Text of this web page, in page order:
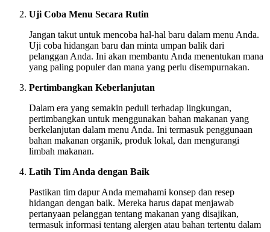
Uji Coba Menu Secara Rutin
Jangan takut untuk mencoba hal-hal baru dalam menu Anda.
Uji coba hidangan baru dan minta umpan balik dari
pelanggan Anda. Ini akan membantu Anda menentukan mana
yang paling populer dan mana yang perlu disempurnakan.
Pertimbangkan Keberlanjutan
Dalam era yang semakin peduli terhadap lingkungan,
pertimbangkan untuk menggunakan bahan makanan yang
berkelanjutan dalam menu Anda. Ini termasuk penggunaan
bahan makanan organik, produk lokal, dan mengurangi
limbah makanan.
Latih Tim Anda dengan Baik
Pastikan tim dapur Anda memahami konsep dan resep
hidangan dengan baik. Mereka harus dapat menjawab
pertanyaan pelanggan tentang makanan yang disajikan,
termasuk informasi tentang alergen atau bahan tertentu dalam